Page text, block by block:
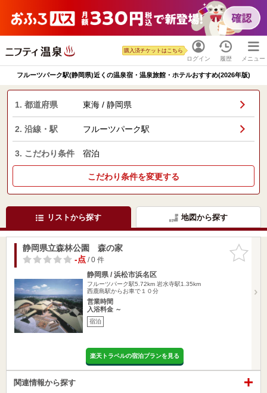
ログイン
購入済チケットはこちら
履歴 メニュー
フルーツパーク駅(静岡県)近くの温泉宿・温泉旅館・ホテルおすすめ(2026年版)
1. 都道府県 東海 / 静岡県
2. 沿線・駅 フルーツパーク駅
3. こだわり条件 宿泊
こだわり条件を変更する
リストから探す 地図から探す
お気に入
りに追加
静岡県立森林公園 森の家
-点/ 0 件
静岡県 / 浜松市浜名区
フルーツパーク駅5.72km 岩水寺駅1.35km
西鹿島駅からお車で１０分
営業時間
入浴料金 ～
宿泊
楽天トラベルの宿泊プランを見る
関連情報から探す